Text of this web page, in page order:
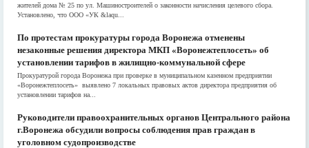
жителей дома № 25 по ул. Машиностроителей о законности начисления целевого сбора.
Установлено, что ООО «УК &laqu...
По протестам прокуратуры города Воронежа отменены
незаконные решения директора МКП «Воронежтеплосеть» об
установлении тарифов в жилищно-коммунальной сфере
Прокуратурой города Воронежа при проверке в муниципальном казенном предприятии
«Воронежтеплосеть» выявлено 7 локальных правовых актов директора предприятия об
установлении тарифов на...
Руководители правоохранительных органов Центрального района
г.Воронежа обсудили вопросы соблюдения прав граждан в
уголовном судопроизводстве